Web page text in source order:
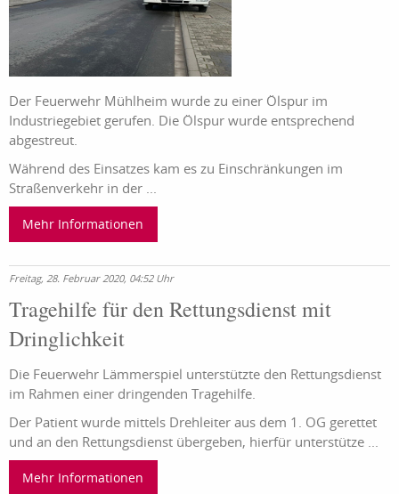
Der Feuerwehr Mühlheim wurde zu einer Ölspur im
Industriegebiet gerufen. Die Ölspur wurde entsprechend
abgestreut.
Während des Einsatzes kam es zu Einschränkungen im
Straßenverkehr in der ...
Mehr Informationen
Freitag, 28. Februar 2020, 04:52 Uhr
Tragehilfe für den Rettungsdienst mit
Dringlichkeit
Die Feuerwehr Lämmerspiel unterstützte den Rettungsdienst
im Rahmen einer dringenden Tragehilfe.
Der Patient wurde mittels Drehleiter aus dem 1. OG gerettet
und an den Rettungsdienst übergeben, hierfür unterstütze ...
Mehr Informationen